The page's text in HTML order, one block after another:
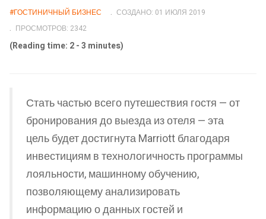
#ГОСТИНИЧНЫЙ БИЗНЕС
СОЗДАНО: 01 ИЮЛЯ 2019
ПРОСМОТРОВ: 2342
(Reading time: 2 - 3 minutes)
Стать частью всего путешествия гостя — от
бронирования до выезда из отеля — эта
цель будет достигнута Marriott благодаря
инвестициям в технологичность программы
лояльности, машинному обучению,
позволяющему анализировать
информацию о данных гостей и